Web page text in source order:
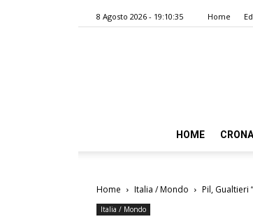
8 Agosto 2026 - 19:10:35 Home
HOME
Home Italia / Mondo Pil, Gualtieri
Italia / Mondo